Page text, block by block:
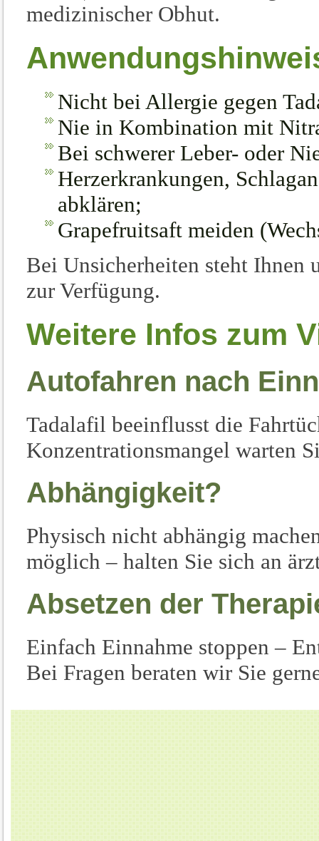
medizinischer Obhut.
Nicht bei Allergie gegen
Nie in Kombination mit
Bei schwerer Leber- oder
Herzerkrankungen,
abklären;
Grapefruitsaft meiden
Bei Unsicherheiten steht Ihnen
zur Verfügung.
Weitere Infos zum
Autofahren nach
Tadalafil beeinflusst die
Konzentrationsmangel warten
Abhängigkeit?
Physisch nicht abhängig
möglich – halten Sie sich an
Absetzen der
Einfach Einnahme stoppen –
Bei Fragen beraten wir Sie